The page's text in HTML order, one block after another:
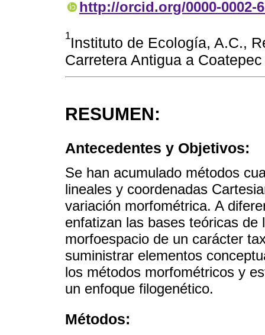
http://orcid.org/0000-0002-
1Instituto de Ecología, A.C.,
Carretera Antigua a
RESUMEN:
Antecedentes y Objetivos:
Se han acumulado métodos
lineales y coordenadas
variación morfométrica. A
enfatizan las bases teóricas
morfoespacio de un carácter
suministrar elementos
los métodos morfométricos y
un enfoque filogenético.
Métodos: